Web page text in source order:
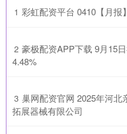
1 彩虹配资平台 0410【月报
2 豪极配资APP下载 9月15
4.48%
3 巢网配资官网 2025年河
拓展器械有限公司